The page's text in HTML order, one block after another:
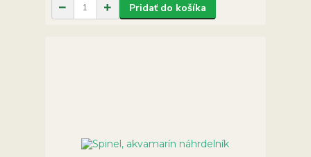
Pridať do košíka